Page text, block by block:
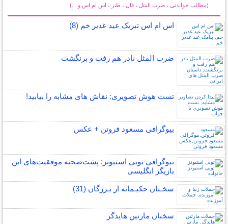
(مطالب خواندنی ، ضرب المثل ، فال ، طنز ، اس ام اس و ...)
اس ام اس تبریک عید غدیر خم (8)
ضرب المثل نادر هم رفت و برنگشت
تست هوش تصویری: نقاش های مشابه را بیابید!
بیوگرافی مسعود فروتن + عکس
بیوگرافی توبی استیونز: پشت‌صحنه موفقیت‌های این
بازیگر انگلیسی
سخـنان حکیـمانه از بـزرگان (31)
سخنان مارتین هایدگر